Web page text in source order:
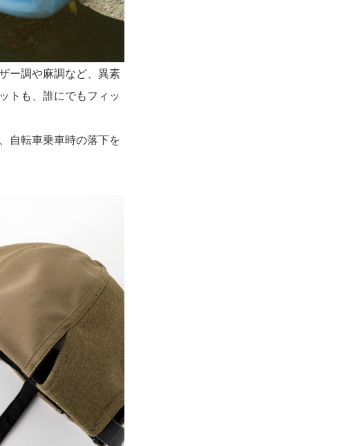
ー調や麻調など、異素
トも、誰にでもフィッ
自転車乗車時の落下を